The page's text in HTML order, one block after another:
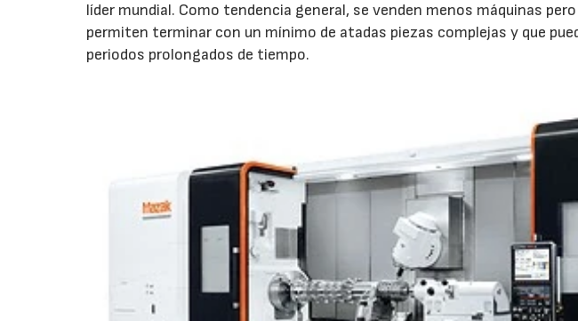
líder mundial. Como tendencia general, se venden menos máquinas
permiten terminar con un mínimo de atadas piezas complejas y que
periodos prolongados de tiempo.